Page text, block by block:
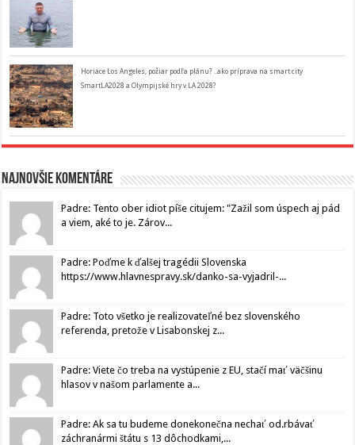
Horiace Los Angeles, požiar podľa plánu? ..ako príprava na smart city
SmartLA2028 a Olympijské hry v LA 2028?
Najnovšie komentáre
Padre: Tento ober idiot píše citujem: "Zažil som úspech aj pád
a viem, aké to je. Zárov...
Padre: Poďme k ďalšej tragédii Slovenska
https://www.hlavnespravy.sk/danko-sa-vyjadril-...
Padre: Toto všetko je realizovateľné bez slovenského
referenda, pretože v Lisabonskej z...
Padre: Viete čo treba na vystúpenie z EU, stačí mať väčšinu
hlasov v našom parlamente a...
Padre: Ak sa tu budeme donekonečna nechať od.rbávať
záchranármi štátu s 13 dôchodkami,...